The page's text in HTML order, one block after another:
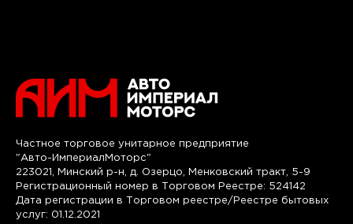
Частное торговое унитарное предприятие
"Авто-ИмпериалМоторс"
223021, Минский р-н, д. Озерцо, Менковский тракт, 5-9
Регистрационный номер в Торговом Реестре: 524142
Дата регистрации в Торговом реестре/Реестре бытовых
услуг: 01.12.2021